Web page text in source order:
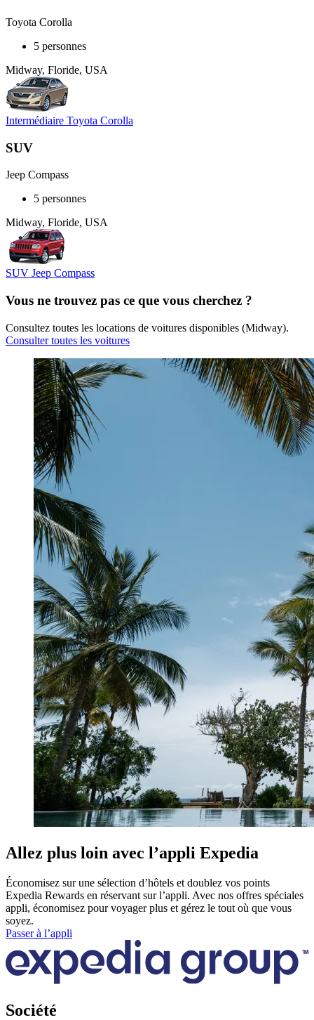
Toyota Corolla
5 personnes
Midway, Floride, USA
Intermédiaire Toyota Corolla
SUV
Jeep Compass
5 personnes
Midway, Floride, USA
SUV Jeep Compass
Vous ne trouvez pas ce que vous cherchez ?
Consultez toutes les locations de voitures disponibles (Midway).
Consulter toutes les voitures
Allez plus loin avec l’appli Expedia
Économisez sur une sélection d’hôtels et doublez vos points
Expedia Rewards en réservant sur l’appli. Avec nos offres spéciales
appli, économisez pour voyager plus et gérez le tout où que vous
soyez.
Passer à l’appli
Société